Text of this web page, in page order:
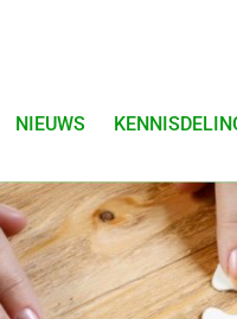
NIEUWS